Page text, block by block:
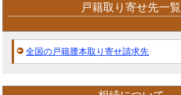
戸籍取り寄せ先一覧
全国の戸籍謄本取り寄せ請求先